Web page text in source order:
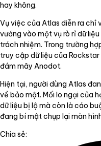
hay không.
Vụ việc của Atlas diễn ra chỉ
vướng vào một vụ rò rỉ dữ
trách nhiệm. Trong trường
truy cập dữ liệu của
đám mây Anodot.
Hiện tại, người dùng Atlas
về bảo mật. Mối lo ngại của
dữ liệu bị lộ mà còn là cáo
đang bí mật chụp lại màn
Chia sẻ: